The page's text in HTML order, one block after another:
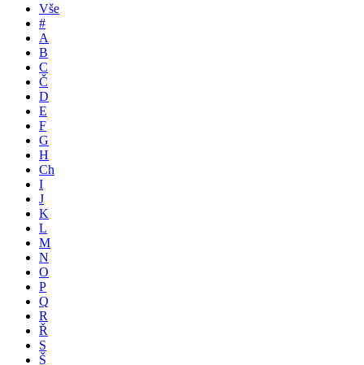
Vše
#
A
B
C
Č
D
E
F
G
H
Ch
I
J
K
L
M
N
O
P
Q
R
Ř
S
Š